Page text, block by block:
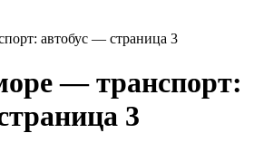
автобус — страница 3
— транспорт:
3